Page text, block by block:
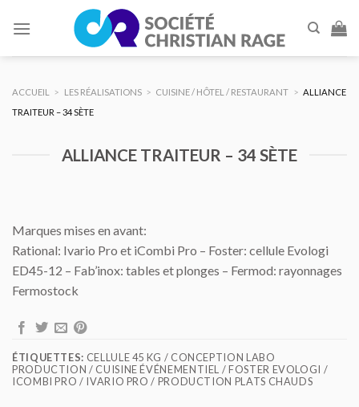
ACCUEIL > LES RÉALISATIONS > CUISINE / HÔTEL / RESTAURANT > ALLIANCE
TRAITEUR – 34 SÈTE
ALLIANCE TRAITEUR – 34 SÈTE
Marques mises en avant:
Rational: Ivario Pro et iCombi Pro – Foster: cellule Evologi
ED45-12 – Fab’inox: tables et plonges – Fermod: rayonnages
Fermostock
ÉTIQUETTES: CELLULE 45 KG / CONCEPTION LABO
PRODUCTION / CUISINE ÉVÉNEMENTIEL / FOSTER EVOLOGI /
ICOMBI PRO / IVARIO PRO / PRODUCTION PLATS CHAUDS